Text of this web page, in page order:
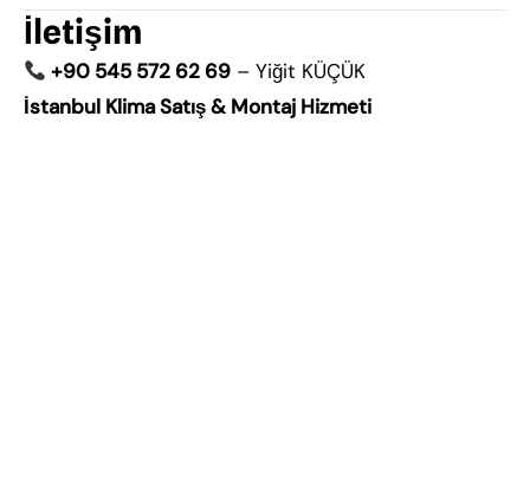
İletişim
+90 545 572 62 69 – Yiğit KÜÇÜK
İstanbul Klima Satış & Montaj Hizmeti